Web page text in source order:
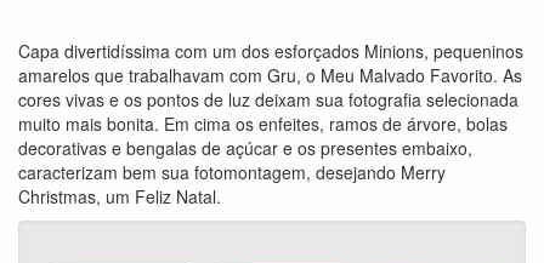
Capa divertidíssima com um dos esforçados Minions, pequeninos
amarelos que trabalhavam com Gru, o Meu Malvado Favorito. As
cores vivas e os pontos de luz deixam sua fotografia selecionada
muito mais bonita. Em cima os enfeites, ramos de árvore, bolas
decorativas e bengalas de açúcar e os presentes embaixo,
caracterizam bem sua fotomontagem, desejando Merry
Christmas, um Feliz Natal.